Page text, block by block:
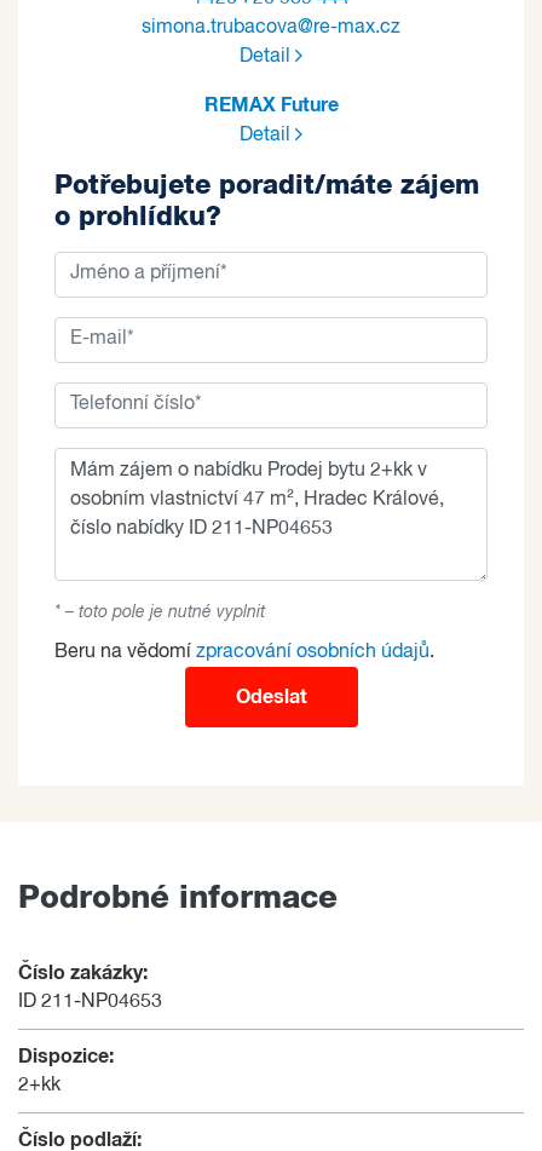
simona.trubacova@re-max.cz
Detail
REMAX Future
Detail
Potřebujete poradit/máte zájem
o prohlídku?
* – toto pole je nutné vyplnit
Beru na vědomí zpracování osobních údajů.
Odeslat
Podrobné informace
Číslo zakázky:
ID 211-NP04653
Dispozice:
2+kk
Číslo podlaží: